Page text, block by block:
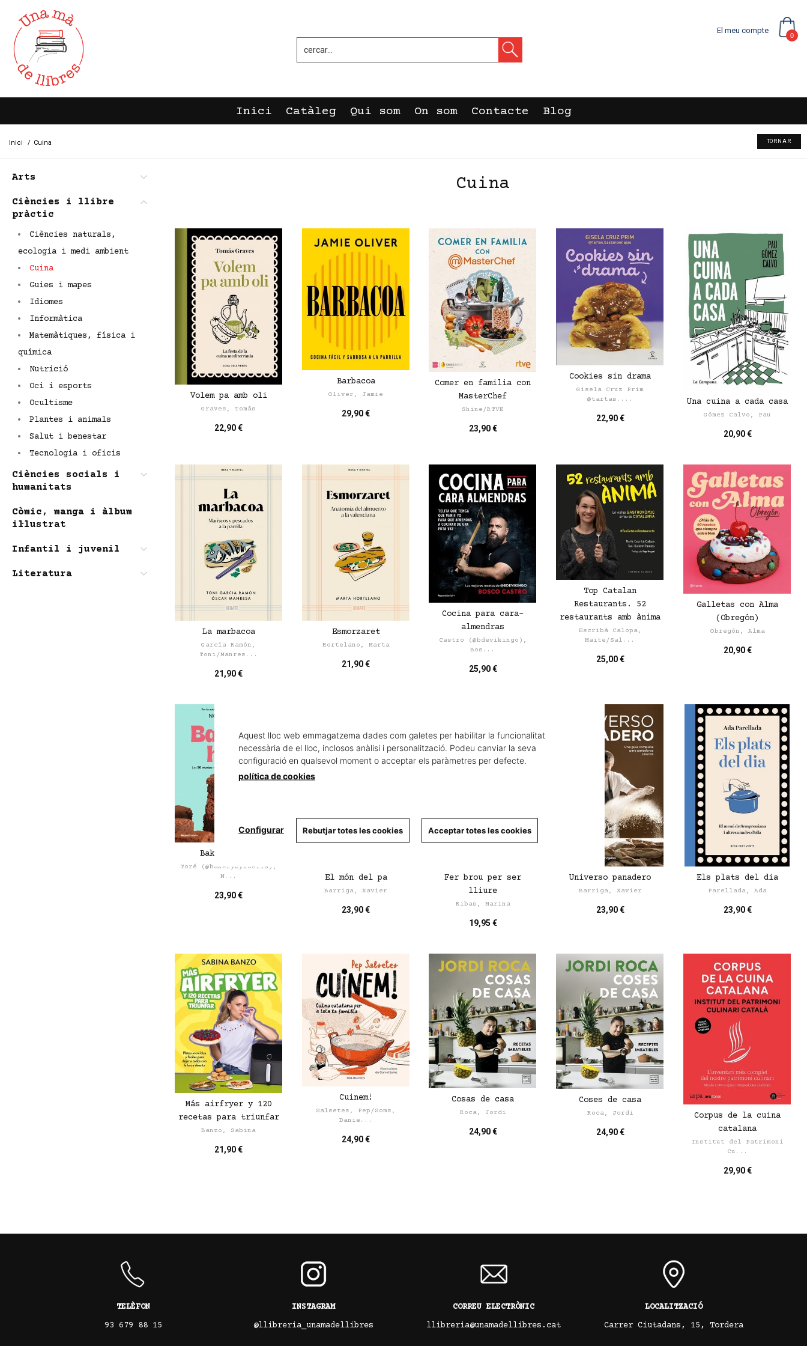
El meu compte
0
Inici Catàleg Qui som On som Contacte Blog
Inici / Cuina TORNAR
Arts
Ciències i llibre
pràctic
Ciències naturals,
ecologia i medi ambient
Cuina
Guies i mapes
Idiomes
Informàtica
Matemàtiques, física i
química
Nutrició
Oci i esports
Ocultisme
Plantes i animals
Salut i benestar
Tecnologia i oficis
Ciències socials i
humanitats
Còmic, manga i àlbum
il·lustrat
Infantil i juvenil
Literatura
Cuina
Volem pa amb oli
Graves, Tomás
22,90 €
Barbacoa
Oliver, Jamie
29,90 €
Comer en familia con
MasterChef
Shine/RTVE
23,90 €
Cookies sin drama
Gisela Cruz Prim
@tartas....
22,90 €
Una cuina a cada casa
Gómez Calvo, Pau
20,90 €
La marbacoa
García Ramón,
Toni/Manres...
21,90 €
Esmorzaret
Hortelano, Marta
21,90 €
Cocina para cara-
almendras
Castro (@bdevikingo),
Bos...
25,90 €
Top Catalan
Restaurants. 52
restaurants amb ànima
Escribà Calopa,
Maite/Sal...
25,00 €
Galletas con Alma
(Obregón)
Obregón, Alma
20,90 €
Bakery hits!
Toré (@bakerybynoelia),
N...
23,90 €
El món del pa
Barriga, Xavier
23,90 €
Fer brou per ser
lliure
Ribas, Marina
19,95 €
Universo panadero
Barriga, Xavier
23,90 €
Els plats del dia
Parellada, Ada
23,90 €
Más airfryer y 120
recetas para triunfar
Banzo, Sabina
21,90 €
Cuinem!
Salsetes, Pep/Soms,
Danie...
24,90 €
Cosas de casa
Roca, Jordi
24,90 €
Coses de casa
Roca, Jordi
24,90 €
Corpus de la cuina
catalana
Institut del Patrimoni
Cu...
29,90 €
TELÈFON
93 679 88 15
INSTAGRAM
@llibreria_unamadellibres
CORREU ELECTRÒNIC
llibreria@unamadellibres.cat
LOCALITZACIÓ
Carrer Ciutadans, 15, Tordera
Aquest lloc web emmagatzema dades com galetes per habilitar la funcionalitat
necessària de el lloc, inclosos anàlisi i personalització. Podeu canviar la seva
configuració en qualsevol moment o acceptar els paràmetres per defecte.
política de cookies
Configurar Rebutjar totes les cookies Acceptar totes les cookies